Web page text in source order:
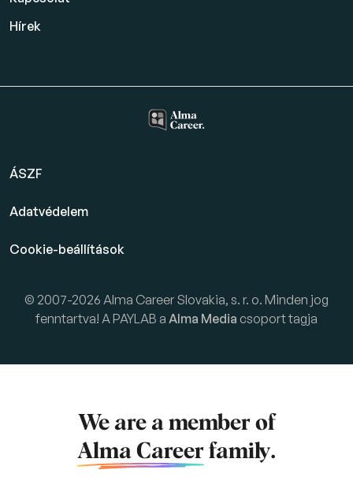
Hírek
ÁSZF
Adatvédelem
Cookie-beállítások
© 2007-2026 Alma Career Slovakia, s. r. o. Minden jog
fenntartva! A PAYLAB a Alma Media csoport tagja
We are a member of
Alma Career family.